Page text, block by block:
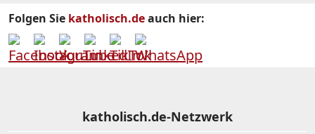
Folgen Sie katholisch.deauch hier:
katholisch.de-Netzwerk